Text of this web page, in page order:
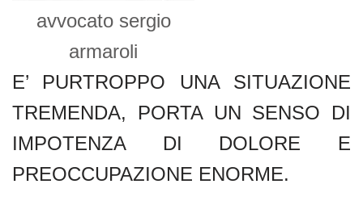
avvocato sergio
armaroli
E’ PURTROPPO UNA SITUAZIONE
TREMENDA, PORTA UN SENSO DI
IMPOTENZA DI DOLORE E
PREOCCUPAZIONE ENORME.